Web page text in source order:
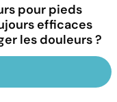
pour pieds
efficaces
les douleurs ?